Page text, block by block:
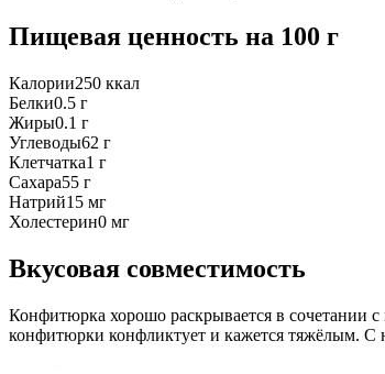
Пищевая ценность на 100 г
Калории250 ккал
Белки0.5 г
Жиры0.1 г
Углеводы62 г
Клетчатка1 г
Сахара55 г
Натрий15 мг
Холестерин0 мг
Вкусовая совместимость
Конфитюрка хорошо раскрывается в сочетании
конфитюрки конфликтует и кажется тяжёлым. С